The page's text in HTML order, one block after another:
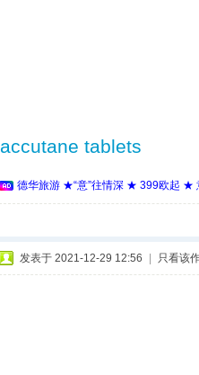
accutane tablets
德华旅游 ★“意”往情深 ★ 399欧起 ★
发表于 2021-12-29 12:56 只看该